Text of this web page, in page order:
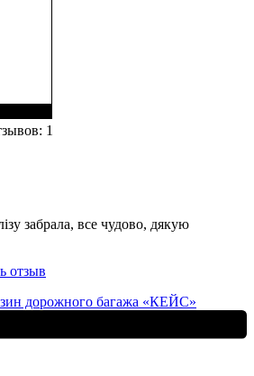
1
забрала, все чудово, дякую
отзыв